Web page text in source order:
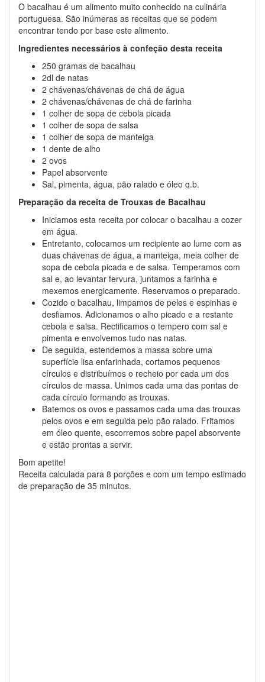
O bacalhau é um alimento muito conhecido na culinária
portuguesa. São inúmeras as receitas que se podem
encontrar tendo por base este alimento.
Ingredientes necessários à confeção desta receita
250 gramas de bacalhau
2dl de natas
2 chávenas/chávenas de chá de água
2 chávenas/chávenas de chá de farinha
1 colher de sopa de cebola picada
1 colher de sopa de salsa
1 colher de sopa de manteiga
1 dente de alho
2 ovos
Papel absorvente
Sal, pimenta, água, pão ralado e óleo q.b.
Preparação da receita de Trouxas de Bacalhau
Iniciamos esta receita por colocar o bacalhau a cozer
em água.
Entretanto, colocamos um recipiente ao lume com as
duas chávenas de água, a manteiga, meia colher de
sopa de cebola picada e de salsa. Temperamos com
sal e, ao levantar fervura, juntamos a farinha e
mexemos energicamente. Reservamos o preparado.
Cozido o bacalhau, limpamos de peles e espinhas e
desfiamos. Adicionamos o alho picado e a restante
cebola e salsa. Rectificamos o tempero com sal e
pimenta e envolvemos tudo nas natas.
De seguida, estendemos a massa sobre uma
superfície lisa enfarinhada, cortamos pequenos
círculos e distribuímos o recheio por cada um dos
círculos de massa. Unimos cada uma das pontas de
cada círculo formando as trouxas.
Batemos os ovos e passamos cada uma das trouxas
pelos ovos e em seguida pelo pão ralado. Fritamos
em óleo quente, escorremos sobre papel absorvente
e estão prontas a servir.
Bom apetite!
Receita calculada para 8 porções e com um tempo estimado
de preparação de 35 minutos.